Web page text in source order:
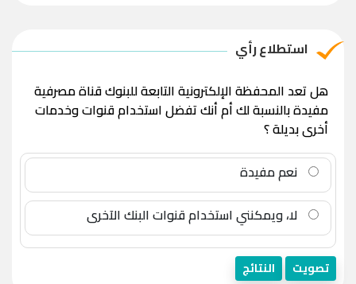
استطلاع رأي
هل تعد المحفظة الإلكترونية التابعة للبنوك قناة مصرفية
مفيدة بالنسبة لك أم أنك تفضل استخدام قنوات وخدمات
أخرى بديلة ؟
نعم مفيدة
لا، ويمكنني استخدام قنوات البنك الآخرى
تصويت النتائج